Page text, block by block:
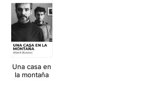
Una casa en
la montaña